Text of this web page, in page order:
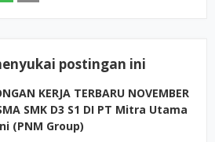
postingan ini
KERJA TERBARU NOVEMBER
SMK D3 S1 DI PT Mitra Utama
(PNM Group)